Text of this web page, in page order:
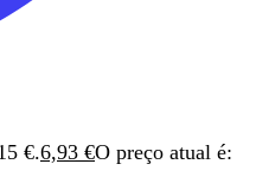
€.6,93 €O preço atual é: